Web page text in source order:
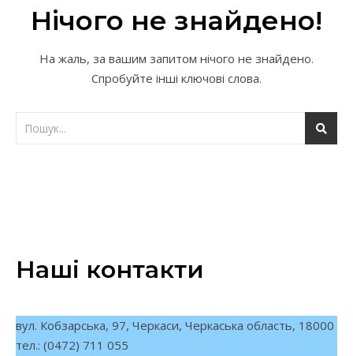
Нічого не знайдено!
На жаль, за вашим запитом нічого не знайдено.
Спробуйте інші ключові слова.
Наші контакти
вул. Кобзарська, 97, Черкаси, Черкаська область, 18000
тел.: (0472) 711 055